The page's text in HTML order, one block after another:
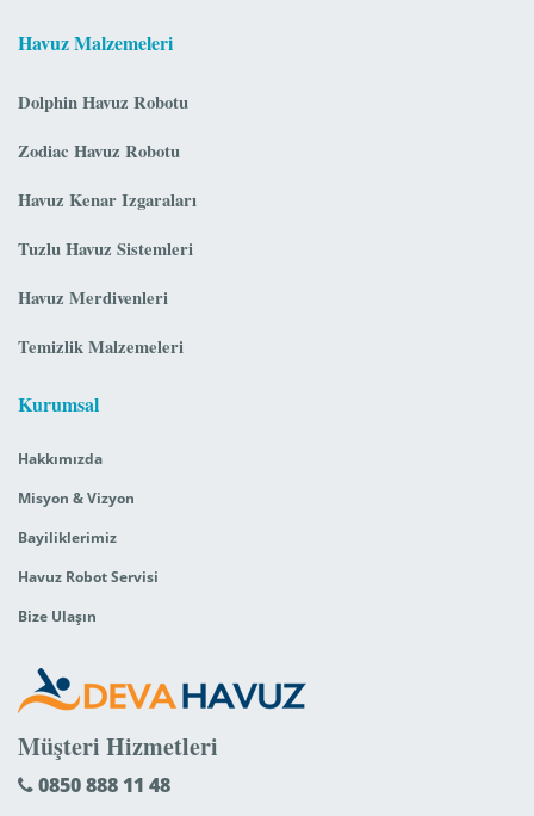
Havuz Malzemeleri
Dolphin Havuz Robotu
Zodiac Havuz Robotu
Havuz Kenar Izgaraları
Tuzlu Havuz Sistemleri
Havuz Merdivenleri
Temizlik Malzemeleri
Kurumsal
Hakkımızda
Misyon & Vizyon
Bayiliklerimiz
Havuz Robot Servisi
Bize Ulaşın
Müşteri Hizmetleri
0850 888 11 48